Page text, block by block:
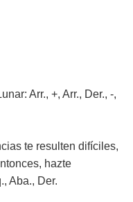
Arr., +, Arr., Der., -,
te resulten difíciles,
hazte
Aba., Der.